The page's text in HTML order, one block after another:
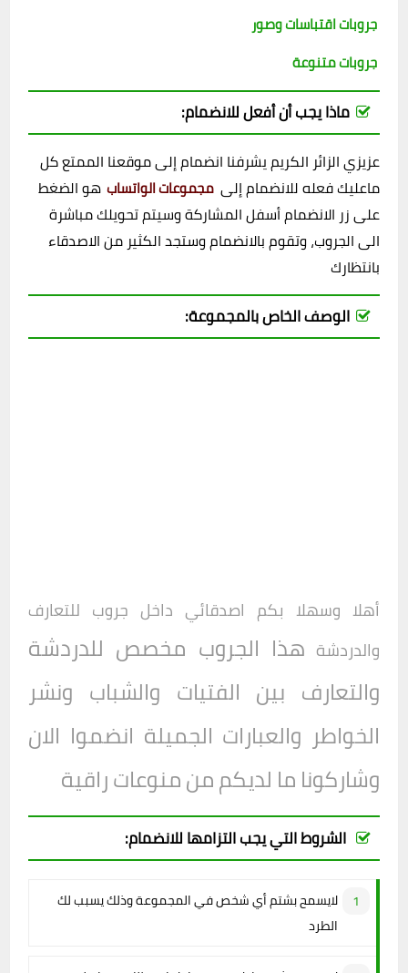
جروبات اقتباسات وصور
جروبات متنوعة
ماذا يجب أن أفعل للانضمام:
عزيزي الزائر الكريم يشرفنا انضمام إلى موقعنا الممتع كل
ماعليك فعله للانضمام إلى مجموعات الواتساب هو الضغط
على زر الانضمام أسفل المشاركة وسيتم تحويلك مباشرة
الى الجروب، وتقوم بالانضمام وستجد الكثير من الاصدقاء
بانتظارك
الوصف الخاص بالمجموعة:
أهلا وسهلا بكم اصدقائي داخل جروب للتعارف
والدردشة هذا الجروب مخصص للدردشة
والتعارف بين الفتيات والشباب ونشر
الخواطر والعبارات الجميلة انضموا الان
وشاركونا ما لديكم من منوعات راقية
الشروط التي يجب التزامها للانضمام:
لايسمح بشتم أي شخص في المجموعة وذلك يسبب لك
الطرد